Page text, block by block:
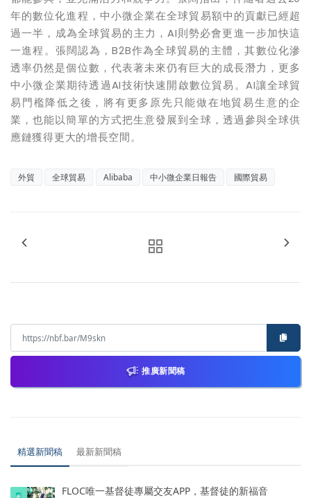
年的數位化進程，中小微企業在全球貿易額中的貢獻已經超
過一半，成為全球貿易的主力，AI則勢必會更進一步加快這
一進程。張闊認為，B2B作為全球貿易的主體，其數位化滲
透率仍然是個位數，代表著未來仍有巨大的成長潛力，更多
中小微企業期待透過AI技術快速開啟數位貿易。AI讓全球貿
易門檻降低之後，將有更多原先只能做在地貿易生意的企
業，也能以簡單的方式把生意發展到全球，透過參與全球供
應鏈獲得更大的增長空間。
外貿 全球貿易 Alibaba 中小微企業日報告 國際貿易
推廣新聞稿
精選新聞稿 最新新聞稿
FLOC唯一基督徒專屬交友APP，基督徒的新福音